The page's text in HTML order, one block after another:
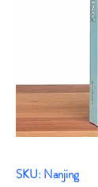
SKU: Nanjing